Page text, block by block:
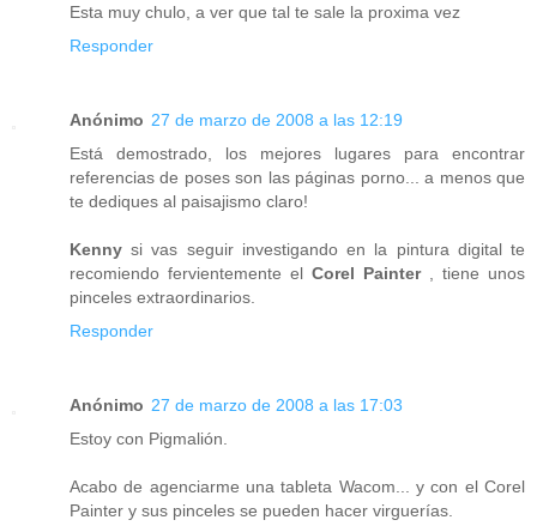
Esta muy chulo, a ver que tal te sale la proxima vez
Responder
Anónimo 27 de marzo de 2008 a las 12:19
Está demostrado, los mejores lugares para encontrar
referencias de poses son las páginas porno... a menos que
te dediques al paisajismo claro!
Kennysi vas seguir investigando en la pintura digital te
recomiendo fervientemente el Corel Painter
, tiene unos
pinceles extraordinarios.
Responder
Anónimo 27 de marzo de 2008 a las 17:03
Estoy con Pigmalión.
Acabo de agenciarme una tableta Wacom... y con el Corel
Painter y sus pinceles se pueden hacer virguerías.